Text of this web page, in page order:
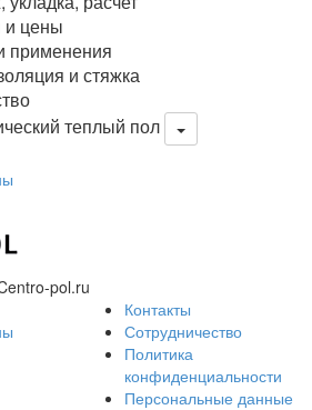
цены
применения
и стяжка
теплый пол
pol.ru
Контакты
Сотрудничество
Политика
конфиденциальности
Персональные данные